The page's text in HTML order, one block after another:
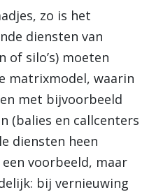
zo is het
diensten van
of silo’s) moeten
matrixmodel, waarin
met bijvoorbeeld
(balies en callcenters
diensten heen
voorbeeld, maar
bij vernieuwing